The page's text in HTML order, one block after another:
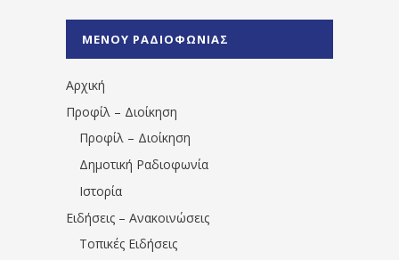
1531194763766854/" artist="" ]
ΜΕΝΟΥ ΡΑΔΙΟΦΩΝΙΑΣ
Αρχική
Προφίλ – Διοίκηση
Προφίλ – Διοίκηση
Δημοτική Ραδιοφωνία
Ιστορία
Ειδήσεις – Ανακοινώσεις
Τοπικές Ειδήσεις